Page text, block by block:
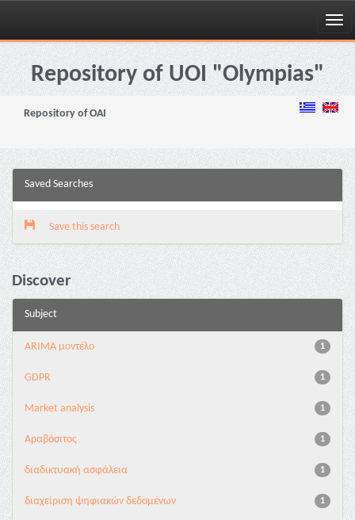
Skip
navigationRepository of UOI "Olympias"
Repository of OAI
Saved Searches
Save this search
Discover
Subject
1
ARIMA μοντέλο
1
GDPR
1
Market analysis
1
Αραβόσιτος
1
διαδικτυακή ασφάλεια
1
διαχείριση ψηφιακών δεδομένων